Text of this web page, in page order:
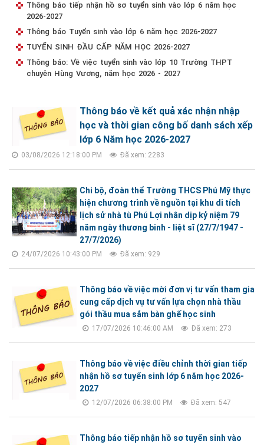
Thông báo tiếp nhận hồ sơ tuyển sinh vào lớp 6 năm học
2026-2027
Thông báo Tuyển sinh vào lớp 6 năm học 2026-2027
TUYỂN SINH ĐẦU CẤP NĂM HỌC 2026-2027
Thông báo: Về việc tuyển sinh vào lớp 10 Trường THPT
chuyên Hùng Vương, năm học 2026 - 2027
Thông báo về kết quả xác nhận nhập
học và thời gian công bố danh sách xếp
lớp 6 Năm học 2026-2027
03/08/2026 12:18:00 PM Đã xem: 2283
Chi bộ, đoàn thể Trường THCS Phú Mỹ thực
hiện chương trình về nguồn tại khu di tích
lịch sử nhà tù Phú Lợi nhân dịp kỷ niệm 79
năm ngày thương binh - liệt sĩ (27/7/1947 -
27/7/2026)
24/07/2026 10:43:00 PM Đã xem: 929
Thông báo về việc mời đơn vị tư vấn tham gia
cung cấp dịch vụ tư vấn lựa chọn nhà thầu
gói thầu mua sắm bàn ghế học sinh
17/07/2026 10:46:00 AM Đã xem: 273
Thông báo về việc điều chỉnh thời gian tiếp
nhận hồ sơ tuyển sinh lớp 6 năm học 2026-
2027
12/07/2026 06:38:00 PM Đã xem: 547
Thông báo tiếp nhận hồ sơ tuyển sinh vào